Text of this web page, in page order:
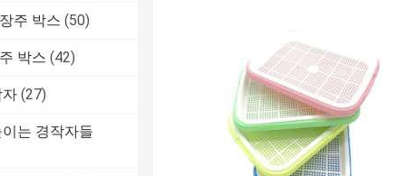
주 박스 (50)
박스 (42)
자 (27)
는 경작자들